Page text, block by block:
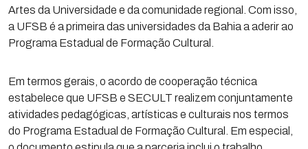
Artes da Universidade e da comunidade regional. Com isso,
a UFSB é a primeira das universidades da Bahia a aderir ao
Programa Estadual de Formação Cultural.
Em termos gerais, o acordo de cooperação técnica
estabelece que UFSB e SECULT realizem conjuntamente
atividades pedagógicas, artísticas e culturais nos termos
do Programa Estadual de Formação Cultural. Em especial,